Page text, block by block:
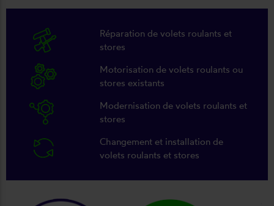
Réparation de volets roulants et
stores
Motorisation de volets roulants ou
stores existants
Modernisation de volets roulants et
stores
Changement et installation de
volets roulants et stores